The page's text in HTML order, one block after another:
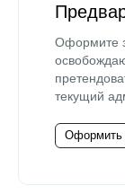
Оформите
текущий
Оформить